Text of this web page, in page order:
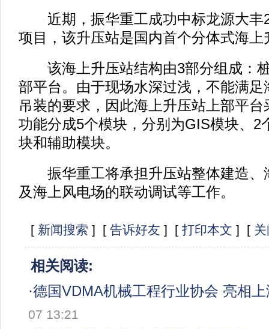
近期，振华重工成功中标龙源大丰
项目，该升压站是国内首个分体式海上
该海上升压站结构由3部分组成：
部平台。由于现场水深过浅，不能满
吊装的要求，因此海上升压站上部平
功能分成5个模块，分别为GIS模块、2
块和辅助模块。
振华重工将承担升压站整体建造、
及海上风电场的联动调试等工作。
[ 新闻搜索 ] [ 告诉好友 ] [ 打印本文 ] [
相关阅读:
·德国VDMA机械工程行业协会 亮相
07 13:21